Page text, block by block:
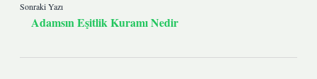
Sonraki Yazı
Adamsın Eşitlik Kuramı Nedir